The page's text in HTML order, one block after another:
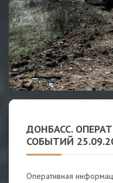
ДОНБАСС.
СОБЫТИЙ
Оперативная